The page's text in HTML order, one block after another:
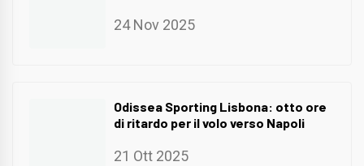
24 Nov 2025
Odissea Sporting Lisbona: otto ore
di ritardo per il volo verso Napoli
21 Ott 2025